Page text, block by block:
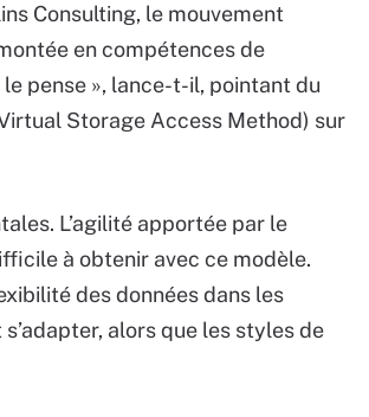
Consulting, le mouvement
en compétences de
le pense », lance-t-il, pointant du
Storage Access Method) sur
L’agilité apportée par le
à obtenir avec ce modèle.
des données dans les
alors que les styles de